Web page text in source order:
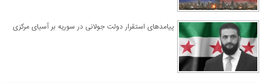
پیامدهای استقرار دولت جولانی در سوریه بر آسیای مرکزی